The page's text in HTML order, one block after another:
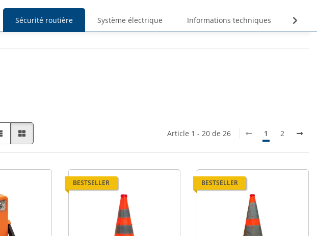
Sécurité routière Système électrique Informations techniques
Article 1 - 20 de 26 1 2
BESTSELLER BESTSELLER